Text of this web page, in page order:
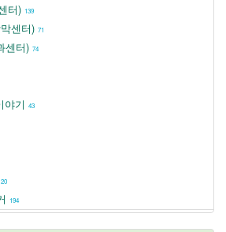
터) 139
센터) 71
센터) 74
야기 43
20
194